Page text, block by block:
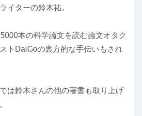
イターの鈴木祐。
本の科学論文を読む論文オタク
トDaiGoの裏方的な手伝いもされ
は鈴木さんの他の著書も取り上げ